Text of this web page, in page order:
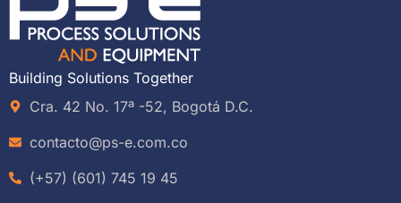
Building Solutions Together
Cra. 42 No. 17ª -52, Bogotá D.C.
contacto@ps-e.com.co
(+57) (601) 745 19 45